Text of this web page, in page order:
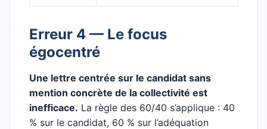
Erreur 4 — Le focus
égocentré
Une lettre centrée sur le candidat sans
mention concrète de la collectivité est
inefficace. La règle des 60/40 s’applique : 40
% sur le candidat, 60 % sur l’adéquation